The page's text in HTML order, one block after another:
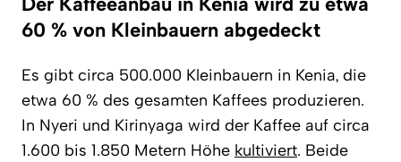
60 % von Kleinbauern abgedeckt
Es gibt circa 500.000 Kleinbauern in Kenia, die
etwa 60 % des gesamten Kaffees produzieren.
In Nyeri und Kirinyaga wird der Kaffee auf circa
1.600 bis 1.850 Metern Höhe kultiviert. Beide